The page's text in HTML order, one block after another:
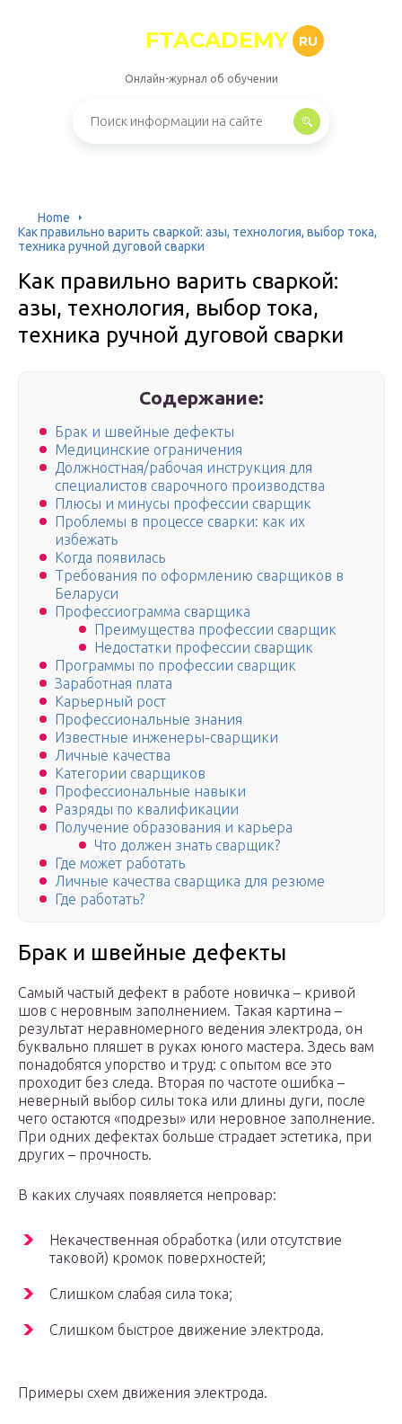
FTACADEMY RU
Онлайн-журнал об обучении
Home
Как правильно варить сваркой: азы, технология, выбор тока,
техника ручной дуговой сварки
Как правильно варить сваркой:
азы, технология, выбор тока,
техника ручной дуговой сварки
Содержание:
Брак и швейные дефекты
Медицинские ограничения
Должностная/рабочая инструкция для
специалистов сварочного производства
Плюсы и минусы профессии сварщик
Проблемы в процессе сварки: как их
избежать
Когда появилась
Требования по оформлению сварщиков в
Беларуси
Профессиограмма сварщика
Преимущества профессии сварщик
Недостатки профессии сварщик
Программы по профессии сварщик
Заработная плата
Карьерный рост
Профессиональные знания
Известные инженеры-сварщики
Личные качества
Категории сварщиков
Профессиональные навыки
Разряды по квалификации
Получение образования и карьера
Что должен знать сварщик?
Где может работать
Личные качества сварщика для резюме
Где работать?
Брак и швейные дефекты
Самый частый дефект в работе новичка – кривой
шов с неровным заполнением. Такая картина –
результат неравномерного ведения электрода, он
буквально пляшет в руках юного мастера. Здесь вам
понадобятся упорство и труд: с опытом все это
проходит без следа. Вторая по частоте ошибка –
неверный выбор силы тока или длины дуги, после
чего остаются «подрезы» или неровное заполнение.
При одних дефектах больше страдает эстетика, при
других – прочность.
В каких случаях появляется непровар:
Некачественная обработка (или отсутствие
таковой) кромок поверхностей;
Слишком слабая сила тока;
Слишком быстрое движение электрода.
Примеры схем движения электрода.